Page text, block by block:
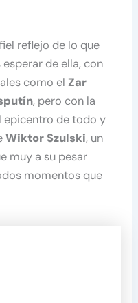
reflejo de lo que
de ella, con
como el Zar
, pero con la
epicentro de todo y
Wiktor Szulski, un
muy a su pesar
momentos que